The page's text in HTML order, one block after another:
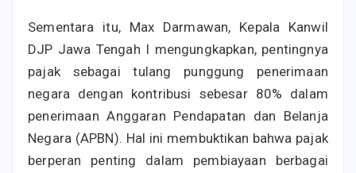
Sementara itu, Max Darmawan, Kepala Kanwil
DJP Jawa Tengah I mengungkapkan, pentingnya
pajak sebagai tulang punggung penerimaan
negara dengan kontribusi sebesar 80% dalam
penerimaan Anggaran Pendapatan dan Belanja
Negara (APBN). Hal ini membuktikan bahwa pajak
berperan penting dalam pembiayaan berbagai